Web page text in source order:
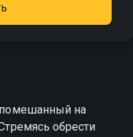
на
обрести